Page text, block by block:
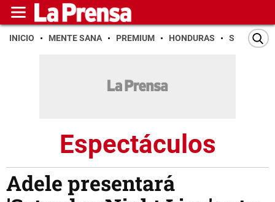
INICIO MENTE SANA PREMIUM HONDURAS SAN PEDRO
Espectáculos
Adele presentará